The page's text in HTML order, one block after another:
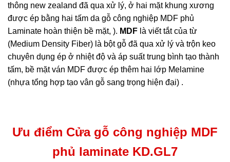
thông new zealand đã qua xử lý, ở hai mặt khung xương
được ép bằng hai tấm da gỗ công nghiệp MDF phủ
Laminate hoàn thiện bề mặt, ). MDF là viết tắt của từ
(Medium Density Fiber) là bột gỗ đã qua xử lý và trộn keo
chuyên dụng ép ở nhiệt độ và áp suất trung bình tạo thành
tấm, bề mặt ván MDF được ép thêm hai lớp Melamine
(nhựa tổng hợp tạo vân gỗ sang trọng hiện đại) .
Ưu điểm Cửa gỗ công nghiệp MDF
phủ laminate KD.GL7